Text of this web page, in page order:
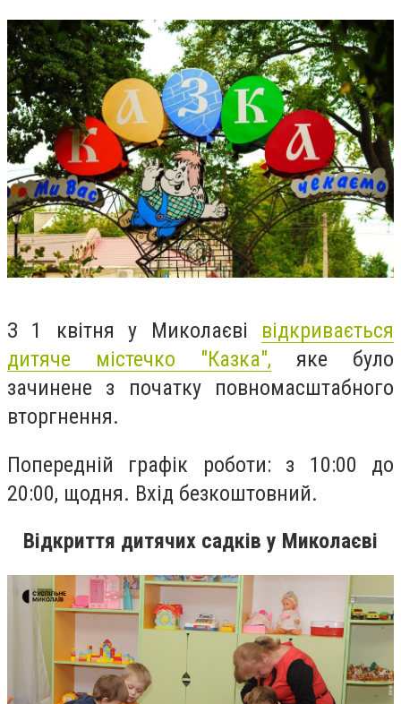
З 1 квітня у Миколаєві відкривається
дитяче містечко "Казка", яке було
зачинене з початку повномасштабного
вторгнення.
Попередній графік роботи: з 10:00 до
20:00, щодня. Вхід безкоштовний.
Відкриття дитячих садків у Миколаєві